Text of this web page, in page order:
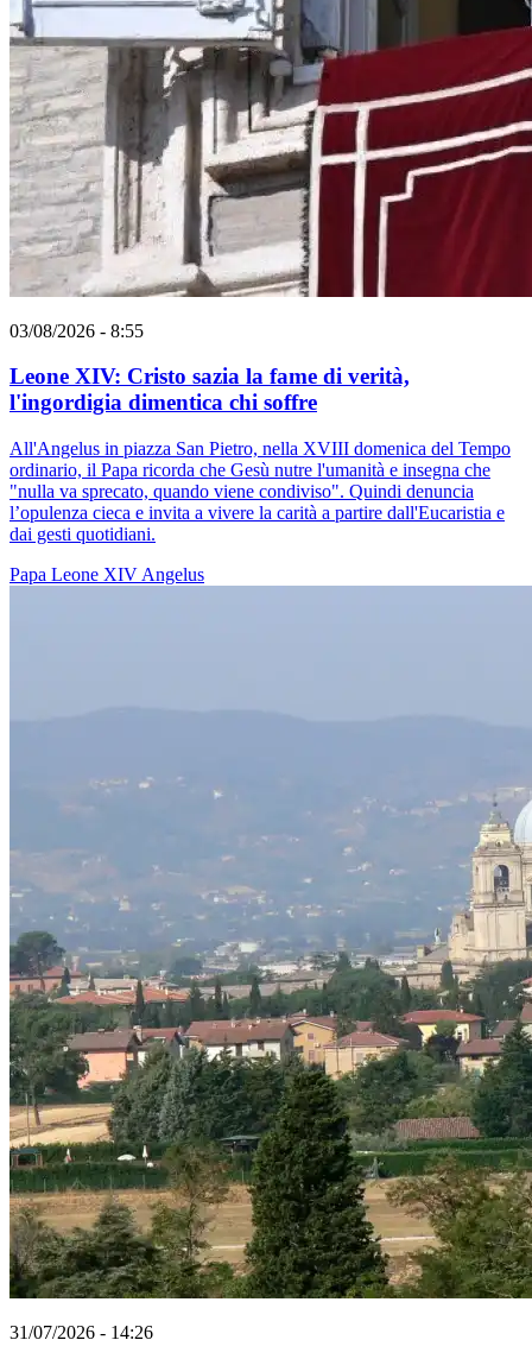
03/08/2026 - 8:55
Leone XIV: Cristo sazia la fame di verità,
l'ingordigia dimentica chi soffre
All'Angelus in piazza San Pietro, nella XVIII domenica del Tempo
ordinario, il Papa ricorda che Gesù nutre l'umanità e insegna che
"nulla va sprecato, quando viene condiviso". Quindi denuncia
l’opulenza cieca e invita a vivere la carità a partire dall'Eucaristia e
dai gesti quotidiani.
Papa Leone XIV Angelus
31/07/2026 - 14:26